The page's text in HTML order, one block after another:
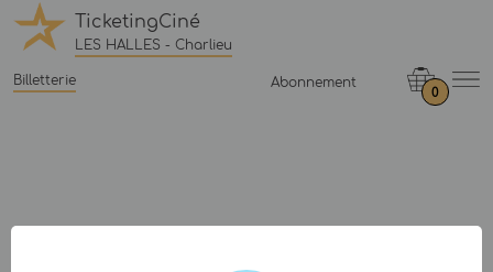
TicketingCiné
LES HALLES - Charlieu
Billetterie Abonnement
0